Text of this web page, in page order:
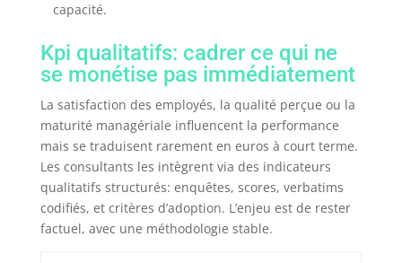
capacité.
Kpi qualitatifs: cadrer ce qui ne
se monétise pas immédiatement
La satisfaction des employés, la qualité perçue ou la
maturité managériale influencent la performance
mais se traduisent rarement en euros à court terme.
Les consultants les intègrent via des indicateurs
qualitatifs structurés: enquêtes, scores, verbatims
codifiés, et critères d’adoption. L’enjeu est de rester
factuel, avec une méthodologie stable.